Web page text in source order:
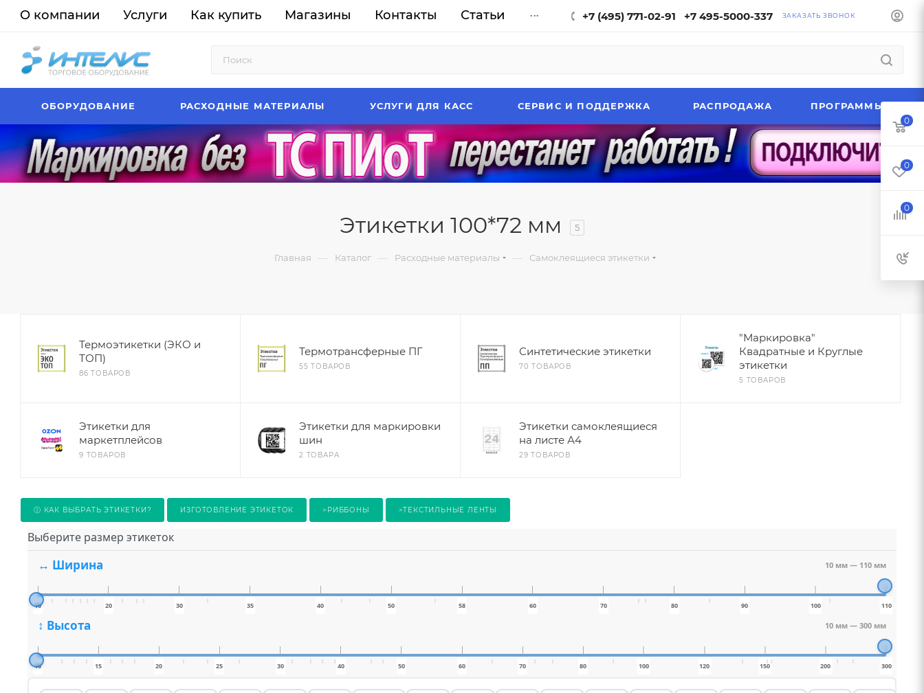
О компании Услуги Как купить Магазины Контакты Статьи ... +7 (495) 771-02-91 +7 495-5000-337 ЗАКАЗАТЬ ЗВОНОК
ОБОРУДОВАНИЕ РАСХОДНЫЕ МАТЕРИАЛЫ УСЛУГИ ДЛЯ КАСС СЕРВИС И ПОДДЕРЖКА РАСПРОДАЖА ПРОГРАММЫ
Этикетки 100*72 мм 5
Главная — Каталог — Расходные материалы — Самоклеящиеся этикетки
Термоэтикетки (ЭКО и
ТОП)
86 ТОВАРОВ
Термотрансферные ПГ
55 ТОВАРОВ
Синтетические этикетки
70 ТОВАРОВ
"Маркировка"
Квадратные и Круглые
этикетки
5 ТОВАРОВ
Этикетки для
маркетплейсов
9 ТОВАРОВ
Этикетки для маркировки
шин
2 ТОВАРА
Этикетки самоклеящиеся
на листе А4
29 ТОВАРОВ
Ⓘ КАК ВЫБРАТЬ ЭТИКЕТКИ? ИЗГОТОВЛЕНИЕ ЭТИКЕТОК >РИББОНЫ >ТЕКСТИЛЬНЫЕ ЛЕНТЫ
Выберите размер этикеток
↔ Ширина 10 мм — 110 мм
10 20 30 35 40 50 58 60 70 80 90 100 110
↕ Высота 10 мм — 300 мм
10 15 20 25 30 40 50 60 70 80 100 120 150 200 300
0
0
0